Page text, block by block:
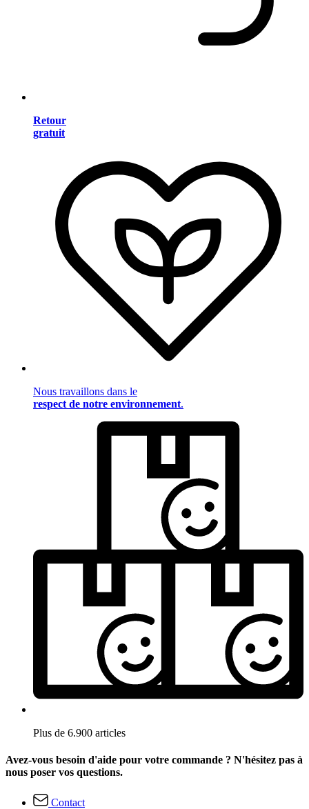
Retour
gratuit
Nous travaillons dans le
respect de notre environnement.
Plus de 6.900 articles
Avez-vous besoin d'aide pour votre commande ? N'hésitez pas à
nous poser vos questions.
Contact